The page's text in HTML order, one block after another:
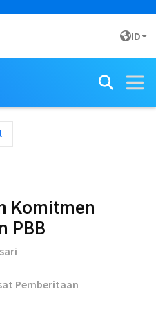
ID
Komitmen
PBB
Pemberitaan